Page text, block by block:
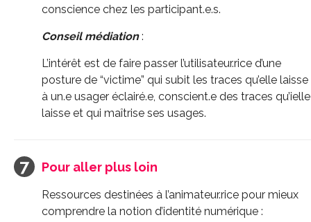
conscience chez les participant.e.s.
Conseil médiation:
L’intérêt est de faire passer l’utilisateur.rice d’une
posture de “victime” qui subit les traces qu’elle laisse
à un.e usager éclairé.e, conscient.e des traces qu’ielle
laisse et qui maîtrise ses usages.
Pour aller plus loin
Ressources destinées à l’animateur.rice pour mieux
comprendre la notion d’identité numérique :